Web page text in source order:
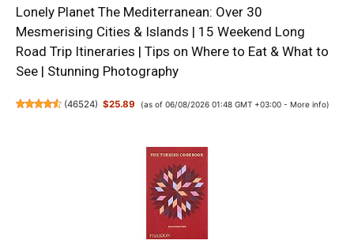
Lonely Planet The Mediterranean: Over 30
Mesmerising Cities & Islands | 15 Weekend Long
Road Trip Itineraries | Tips on Where to Eat & What to
See | Stunning Photography
(46524) $25.89 (as of 06/08/2026 01:48 GMT +03:00 - More info)